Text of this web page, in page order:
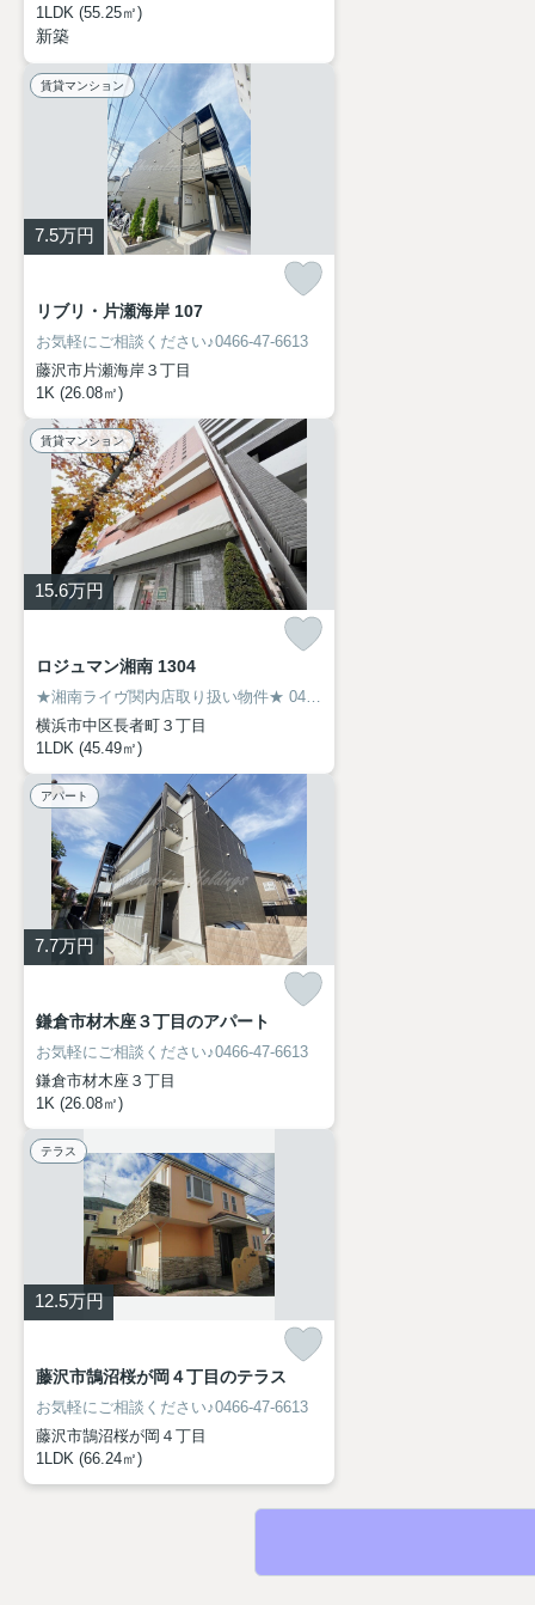
1LDK (55.25㎡)
新築
賃貸マンション
7.5万円
リブリ・片瀬海岸 107
お気軽にご相談ください♪0466-47-6613
藤沢市片瀬海岸３丁目
1K (26.08㎡)
賃貸マンション
15.6万円
ロジュマン湘南 1304
★湘南ライヴ関内店取り扱い物件★ 045-319-6094
横浜市中区長者町３丁目
1LDK (45.49㎡)
アパート
7.7万円
鎌倉市材木座３丁目のアパート
お気軽にご相談ください♪0466-47-6613
鎌倉市材木座３丁目
1K (26.08㎡)
テラス
12.5万円
藤沢市鵠沼桜が岡４丁目のテラス
お気軽にご相談ください♪0466-47-6613
藤沢市鵠沼桜が岡４丁目
1LDK (66.24㎡)